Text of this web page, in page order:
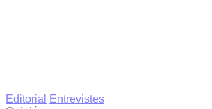
Editorial
Entrevistes